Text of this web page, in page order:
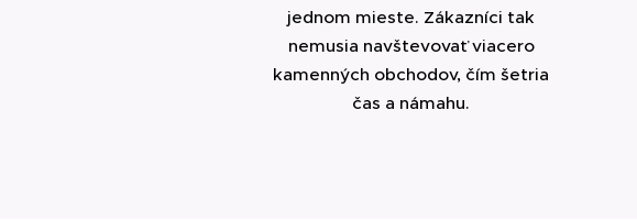
jednom mieste. Zákazníci tak
nemusia navštevovať viacero
kamenných obchodov, čím šetria
čas a námahu.